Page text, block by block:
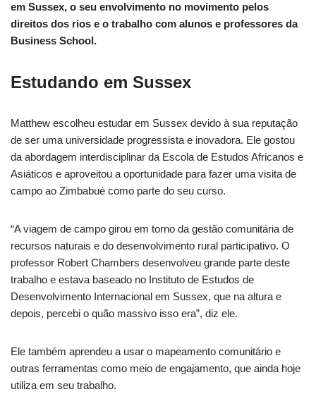
em Sussex, o seu envolvimento no movimento pelos
direitos dos rios e o trabalho com alunos e professores da
Business School.
Estudando em Sussex
Matthew escolheu estudar em Sussex devido à sua reputação
de ser uma universidade progressista e inovadora. Ele gostou
da abordagem interdisciplinar da Escola de Estudos Africanos e
Asiáticos e aproveitou a oportunidade para fazer uma visita de
campo ao Zimbabué como parte do seu curso.
“A viagem de campo girou em torno da gestão comunitária de
recursos naturais e do desenvolvimento rural participativo. O
professor Robert Chambers desenvolveu grande parte deste
trabalho e estava baseado no Instituto de Estudos de
Desenvolvimento Internacional em Sussex, que na altura e
depois, percebi o quão massivo isso era”, diz ele.
Ele também aprendeu a usar o mapeamento comunitário e
outras ferramentas como meio de engajamento, que ainda hoje
utiliza em seu trabalho.